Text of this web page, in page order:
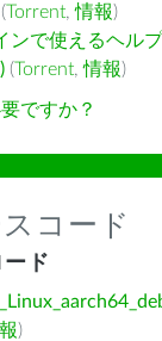
(Torrent,情報)
ンで使えるヘル
(Torrent,情報)
ですか？
コード
ド
)